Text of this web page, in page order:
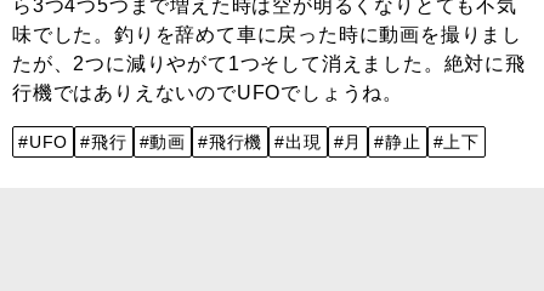
ら3つ4つ5つまで増えた時は空が明るくなりとても不気
味でした。釣りを辞めて車に戻った時に動画を撮りまし
たが、2つに減りやがて1つそして消えました。絶対に飛
行機ではありえないのでUFOでしょうね。
#UFO #飛行 #動画 #飛行機 #出現 #月 #静止 #上下